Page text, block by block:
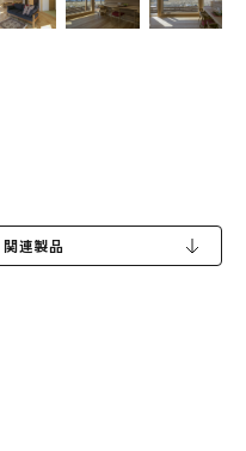
関連製品